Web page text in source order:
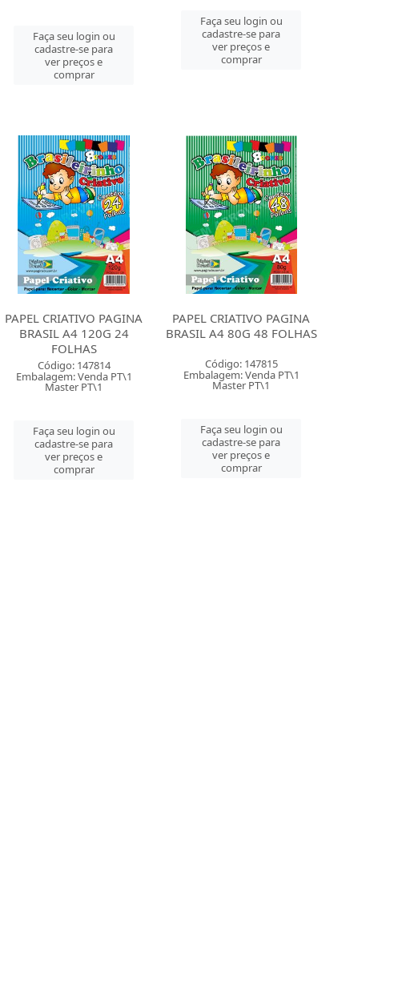
Faça seu login ou
cadastre-se para
ver preços e
comprar
Faça seu login ou
cadastre-se para
ver preços e
comprar
PAPEL CRIATIVO PAGINA
BRASIL A4 120G 24
FOLHAS
Código: 147814
Embalagem: Venda PT\1
Master PT\1
Faça seu login ou
cadastre-se para
ver preços e
comprar
PAPEL CRIATIVO PAGINA
BRASIL A4 80G 48 FOLHAS
Código: 147815
Embalagem: Venda PT\1
Master PT\1
Faça seu login ou
cadastre-se para
ver preços e
comprar